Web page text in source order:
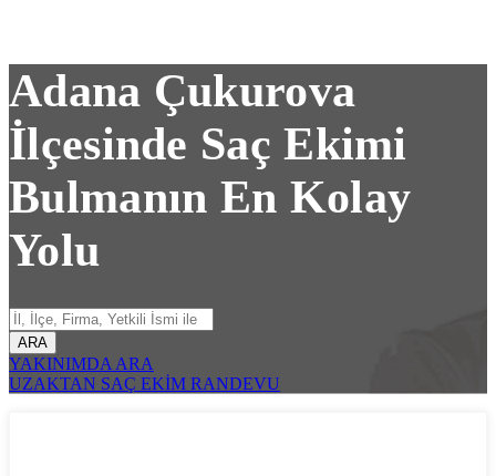
Adana Çukurova
İlçesinde Saç Ekimi
Bulmanın En Kolay
Yolu
ARA
YAKINIMDA ARA
UZAKTAN SAÇ EKİM RANDEVU